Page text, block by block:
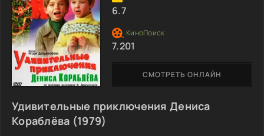
Удивительные приключения Дениса
Кораблёва (1979)
СМОТРЕТЬ ОНЛАЙН
6.7
7.201